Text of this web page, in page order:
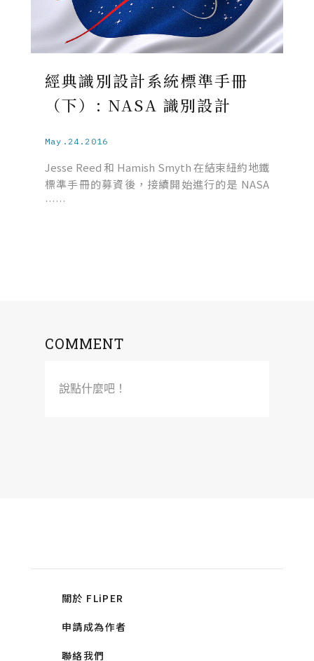
經典識別設計系統標準手冊
（下）: NASA 識別設計
May.24.2016
Jesse Reed 和 Hamish Smyth 在結束紐約地鐵
標準手冊的募資後，接續開始進行的是 NASA
……
COMMENT
說點什麼吧！
關於 FLiPER
申請成為作者
聯絡我們